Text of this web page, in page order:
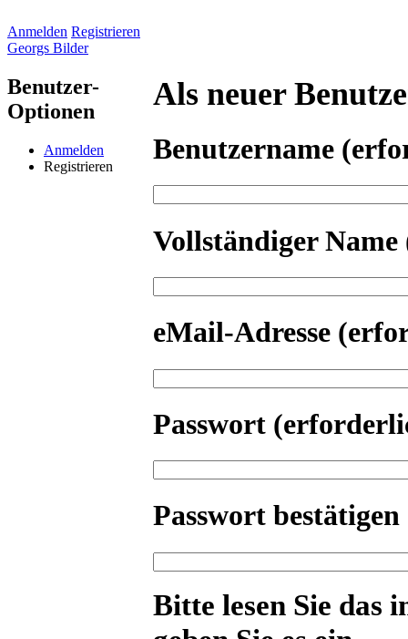
Anmelden Registrieren
Georgs Bilder
Benutzer-
Optionen
Anmelden
Registrieren
Als neuer
Benutzername
Vollständiger Name
eMail-Adresse
Passwort
Passwort bestätigen
Bitte lesen Sie das